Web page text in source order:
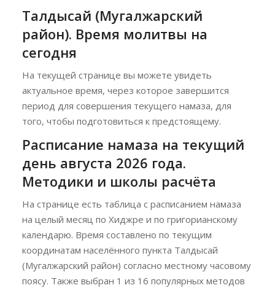
Талдысай (Мугалжарский
район). Время молитвы на
сегодня
На текущей странице вы можете увидеть
актуальное время, через которое завершится
период для совершения текущего намаза, для
того, чтобы подготовиться к предстоящему.
Расписание намаза на текущий
день августа 2026 года.
Методики и школы расчёта
На странице есть таблица с расписанием намаза
на целый месяц по Хиджре и по григорианскому
календарю. Время составлено по текущим
координатам населённого пункта Талдысай
(Мугалжарский район) согласно местному часовому
поясу. Также выбран 1 из 16 популярных методов